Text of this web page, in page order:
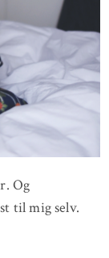
Og
til mig selv.